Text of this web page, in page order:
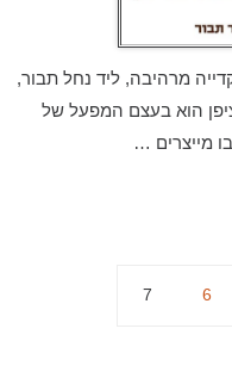
מרהיבה, ליד נחל תבור,
הוא בעצם המפעל של
מייצרים …
6
7